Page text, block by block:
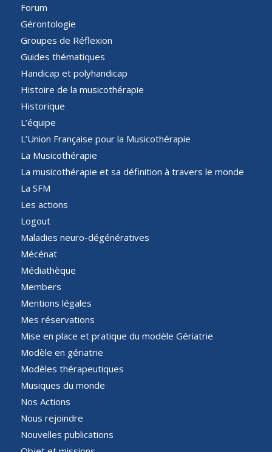
Forum
Gérontologie
Groupes de Réflexion
Guides thématiques
Handicap et polyhandicap
Histoire de la musicothérapie
Historique
L’équipe
L’Union Française pour la Musicothérapie
La Musicothérapie
La musicothérapie et sa définition à travers le monde
La SFM
Les actions
Logout
Maladies neuro-dégénératives
Mécénat
Médiathèque
Members
Mentions légales
Mes réservations
Mise en place et pratique du modèle Gériatrie
Modèle en gériatrie
Modèles thérapeutiques
Musiques du monde
Nos Actions
Nous rejoindre
Nouvelles publications